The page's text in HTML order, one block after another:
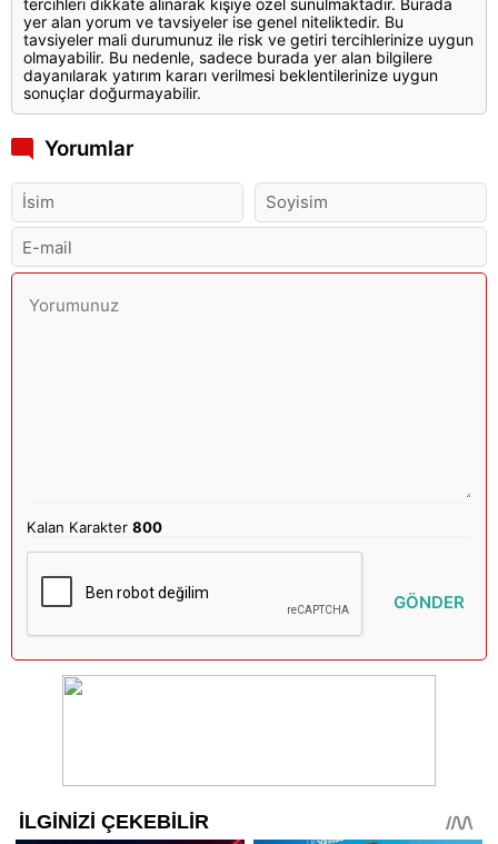
tercihleri dikkate alınarak kişiye özel sunulmaktadır. Burada
yer alan yorum ve tavsiyeler ise genel niteliktedir. Bu
tavsiyeler mali durumunuz ile risk ve getiri tercihlerinize uygun
olmayabilir. Bu nedenle, sadece burada yer alan bilgilere
dayanılarak yatırım kararı verilmesi beklentilerinize uygun
sonuçlar doğurmayabilir.
Yorumlar
Kalan Karakter800
GÖNDER